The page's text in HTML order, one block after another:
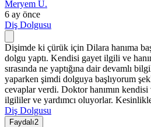
Meryem Ü.
6 ay önce
Diş Dolgusu
Dişimde ki çürük için Dilara hanıma
dolgu yaptı. Kendisi gayet ilgili ve
sırasında ne yaptığına dair devamlı
yaparken şimdi dolguya başlıyorum
cevaplar verdi. Doktor hanımın kendisi
ilgililer ve yardımcı oluyorlar.
Diş Dolgusu
Faydalı2